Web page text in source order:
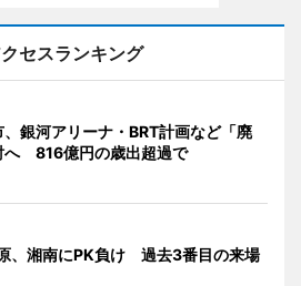
セスランキング
、銀河アリーナ・BRT計画など「廃
へ 816億円の歳出超過で
、湘南にPK負け 過去3番目の来場